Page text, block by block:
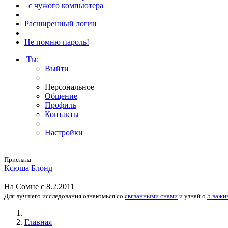
с чужого компьютера
Расширенный логин
Не помню пароль!
Ты:
Выйти
Персональное
Общение
Профиль
Контакты
Настройки
Прислала
Ксю­ша Блонд
На Сомне с 8.2.2011
Для лучшего исследования ознакомься со связанными снами и узнай о 5
Главная